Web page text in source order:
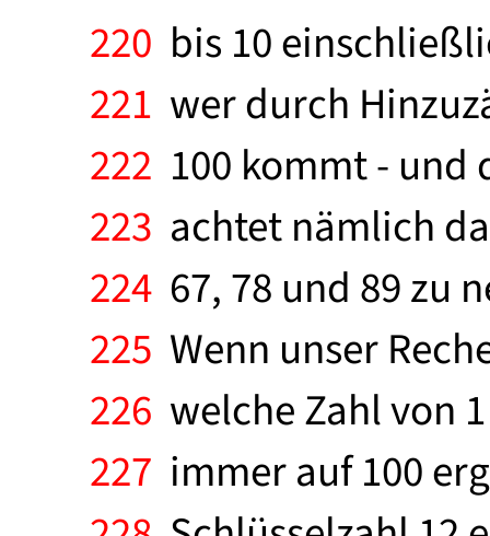
220 bis 10
221 wer durch
222 100 kommt - und
223 achtet nämlich
224 67, 78 und 89 zu
225 Wenn unser
226 welche Zahl von
227 immer auf 100